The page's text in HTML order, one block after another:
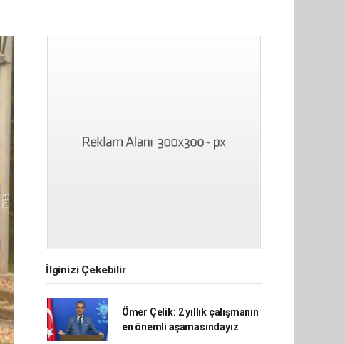
İlginizi Çekebilir
Ömer Çelik: 2 yıllık çalışmanın
en önemli aşamasındayız